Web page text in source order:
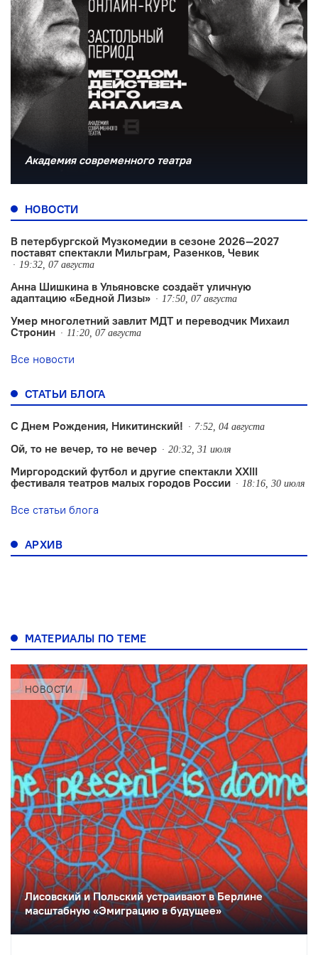
Академия современного театра
НОВОСТИ
В петербургской Музкомедии в сезоне 2026—2027
поставят спектакли Мильграм, Разенков, Чевик
19:32, 07 августа
Анна Шишкина в Ульяновске создаëт уличную
адаптацию «Бедной Лизы»
17:50, 07 августа
Умер многолетний завлит МДТ и переводчик Михаил
Стронин
11:20, 07 августа
Все новости
СТАТЬИ БЛОГА
С Днем Рождения, Никитинский! 7:52, 04 августа
Ой, то не вечер, то не вечер 20:32, 31 июля
Миргородский футбол и другие спектакли XXIII
фестиваля театров малых городов России
18:16, 30 июля
Все статьи блога
АРХИВ
МАТЕРИАЛЫ ПО ТЕМЕ
НОВОСТИ
Лисовский и Польский устраивают в Берлине
масштабную «Эмиграцию в будущее»